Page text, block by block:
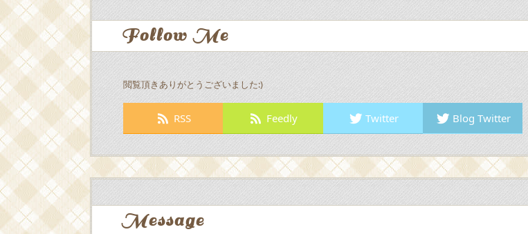
Follow Me
閲覧頂きありがとうございました:)
RSS Feedly Twitter Blog Twitter
Message